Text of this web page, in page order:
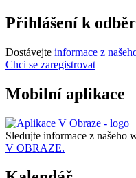
Přihlášení k
Dostávejte informace z
Chci se zaregistrovat
Mobilní aplikace
Sledujte informace z našeho
V OBRAZE.